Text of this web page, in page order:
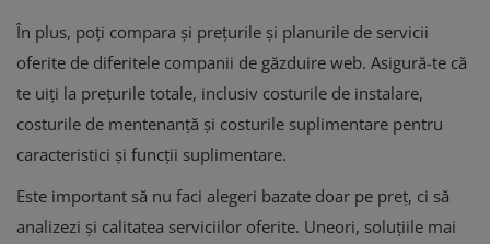
În plus, poți compara și prețurile și planurile de servicii
oferite de diferitele companii de găzduire web. Asigură-te că
te uiți la prețurile totale, inclusiv costurile de instalare,
costurile de mentenanță și costurile suplimentare pentru
caracteristici și funcții suplimentare.
Este important să nu faci alegeri bazate doar pe preț, ci să
analizezi și calitatea serviciilor oferite. Uneori, soluțiile mai